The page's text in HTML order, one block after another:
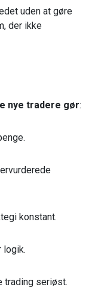
uden at gøre
der ikke
nye tradere gør:
konstant.
logik.
trading seriøst.